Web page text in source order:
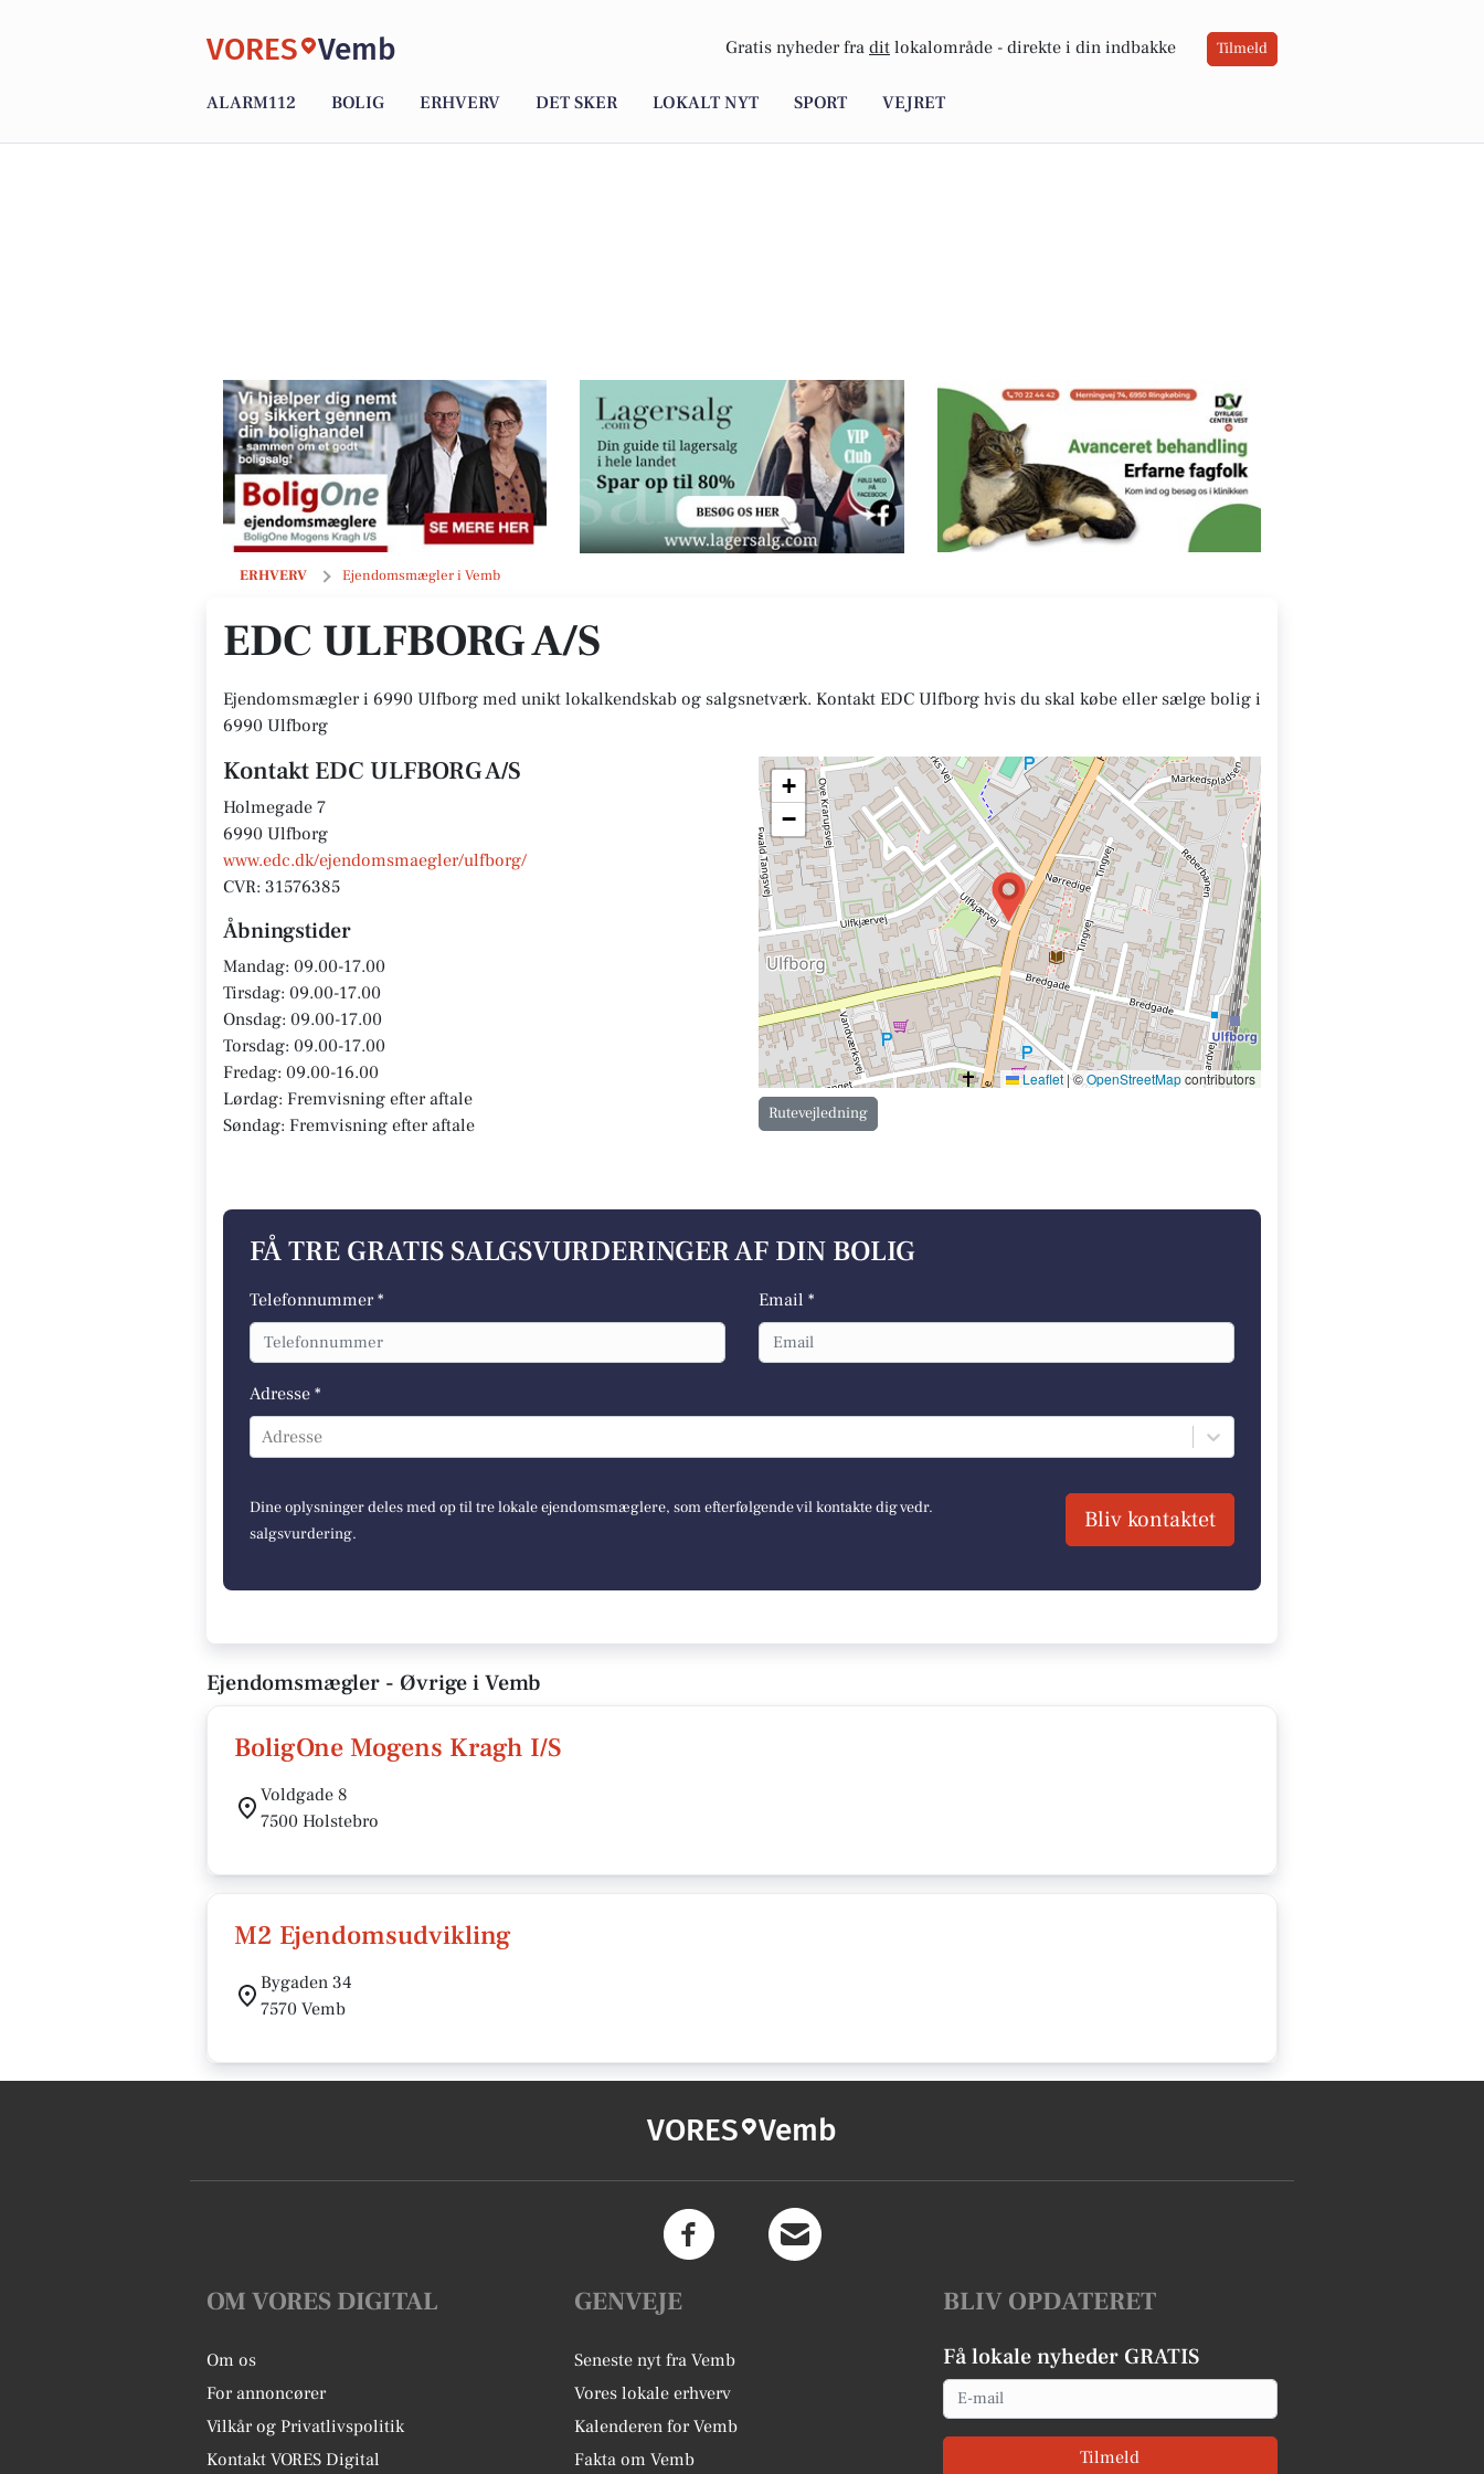
VORES Vemb Gratis nyheder fra dit lokalområde - direkte i din indbakke Tilmeld
ALARM112 BOLIG ERHVERV DET SKER LOKALT NYT SPORT VEJRET
ERHVERV Ejendomsmægler i Vemb
EDC ULFBORG A/S
EDC ULFBORG A/S
Ejendomsmægler i 6990 Ulfborg med unikt lokalkendskab og salgsnetværk. Kontakt EDC Ulfborg hvis du skal købe eller sælge bolig i
6990 Ulfborg
Kontakt EDC ULFBORG A/S
Holmegade 7
6990 Ulfborg
www.edc.dk/ejendomsmaegler/ulfborg/
CVR: 31576385
Åbningstider
Mandag: 09.00-17.00
Tirsdag: 09.00-17.00
Onsdag: 09.00-17.00
Torsdag: 09.00-17.00
Fredag: 09.00-16.00
Lørdag: Fremvisning efter aftale
Søndag: Fremvisning efter aftale
+
−
Leaflet |©OpenStreetMapcontributors
Rutevejledning
FÅ TRE GRATIS SALGSVURDERINGER AF DIN BOLIG
Telefonnummer * Email *
Adresse *
Adresse
Dine oplysninger deles med op til tre lokale ejendomsmæglere, som efterfølgende vil kontakte dig vedr.
salgsvurdering.
Bliv kontaktet
Ejendomsmægler - Øvrige i Vemb
BoligOne Mogens Kragh I/S
Voldgade 8
7500 Holstebro
M2 Ejendomsudvikling
Bygaden 34
7570 Vemb
VORES Vemb
OM VORES DIGITAL
Om os
For annoncører
Vilkår og Privatlivspolitik
Kontakt VORES Digital
GENVEJE
Seneste nyt fra Vemb
Vores lokale erhverv
Kalenderen for Vemb
Fakta om Vemb
BLIV OPDATERET
Få lokale nyheder GRATIS
Email
Tilmeld